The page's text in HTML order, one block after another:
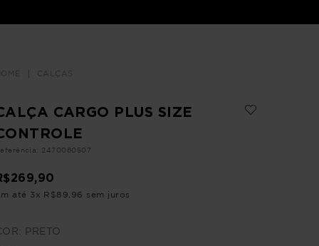
CALÇAS
CARGO PLUS SIZE
: 2470060507
269,90
até 3x R$89 96 sem juros
PRETO